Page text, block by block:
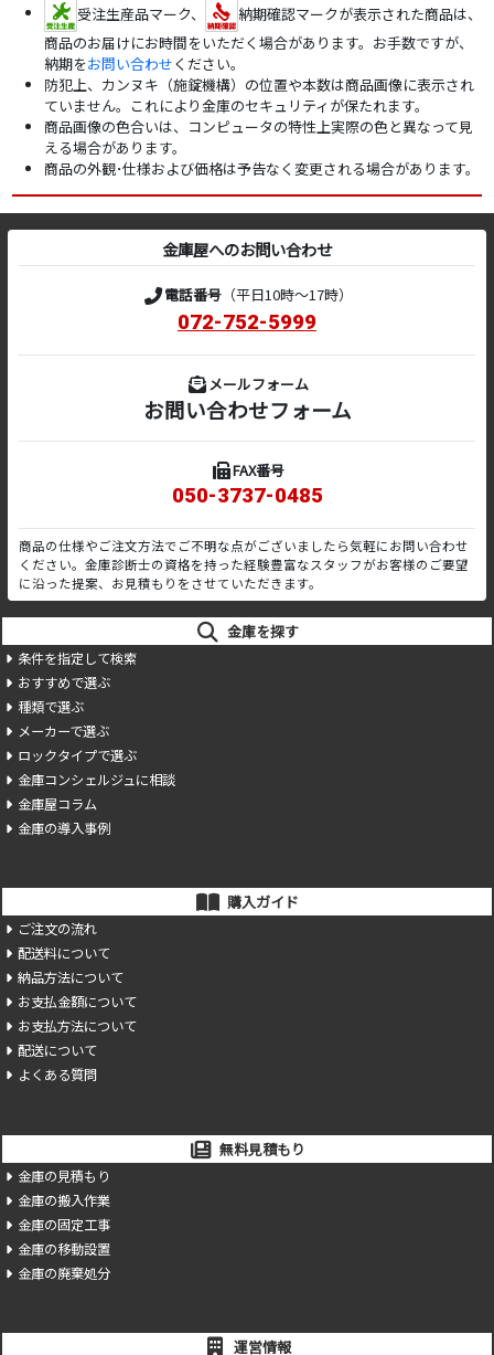
受注生産品マーク、
納期確認マークが表示された商品は、
商品のお届けにお時間をいただく場合があります。お手数ですが、
納期をお問い合わせください。
防犯上、カンヌキ（施錠機構）の位置や本数は商品画像に表示され
ていません。これにより金庫のセキュリティが保たれます。
商品画像の色合いは、コンピュータの特性上実際の色と異なって見
える場合があります。
商品の外観･仕様および価格は予告なく変更される場合があります。
金庫屋へのお問い合わせ
電話番号（平日10時～17時）
072-752-5999
メールフォーム
お問い合わせフォーム
FAX番号
050-3737-0485
商品の仕様やご注文方法でご不明な点がございましたら気軽にお問い合わせ
ください。金庫診断士の資格を持った経験豊富なスタッフがお客様のご要望
に沿った提案、お見積もりをさせていただきます。
運営情報
金庫を探す
条件を指定して検索
おすすめで選ぶ
種類で選ぶ
メーカーで選ぶ
ロックタイプで選ぶ
金庫コンシェルジュに相談
金庫屋コラム
金庫の導入事例
購入ガイド
ご注文の流れ
配送料について
納品方法について
お支払金額について
お支払方法について
配送について
よくある質問
無料見積もり
金庫の見積もり
金庫の搬入作業
金庫の固定工事
金庫の移動設置
金庫の廃棄処分